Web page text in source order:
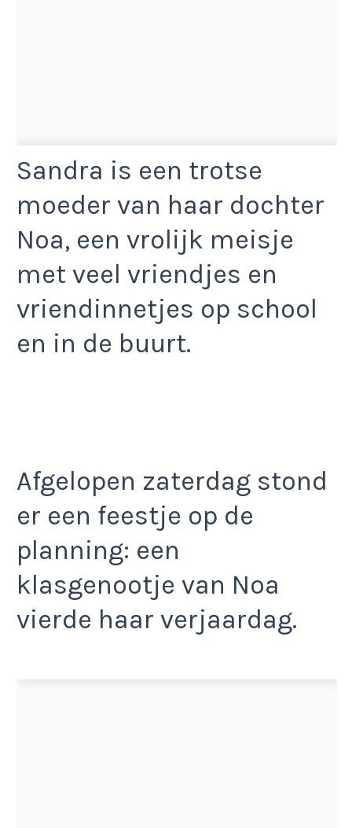
Sandra is een trotse
moeder van haar dochter
Noa, een vrolijk meisje
met veel vriendjes en
vriendinnetjes op school
en in de buurt.
Afgelopen zaterdag stond
er een feestje op de
planning: een
klasgenootje van Noa
vierde haar verjaardag.